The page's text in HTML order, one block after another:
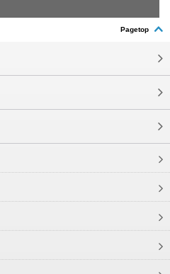
Pagetop